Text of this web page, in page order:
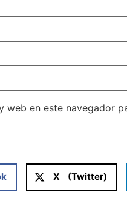
web en este navegador
X (Twitter)